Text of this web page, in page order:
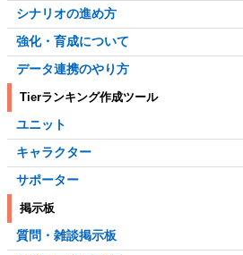
シナリオの進め方
強化・育成について
データ連携のやり方
Tierランキング作成ツール
ユニット
キャラクター
サポーター
掲示板
質問・雑談掲示板